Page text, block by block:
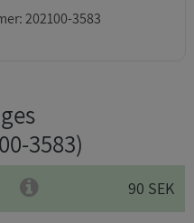
202100-3583
3583)
90 SEK